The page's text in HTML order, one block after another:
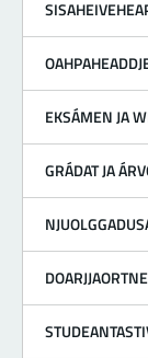
EKSÁMEN JA
GRÁDAT JA